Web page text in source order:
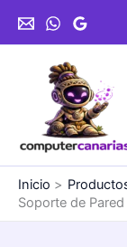
Inicio
Soporte de